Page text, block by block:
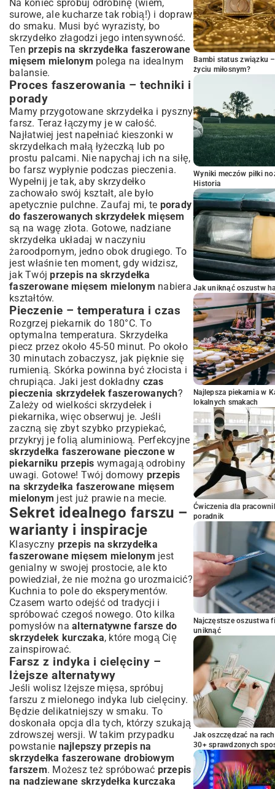
Na koniec spróbuj odrobinę (wiem,
surowe, ale kucharze tak robią!) i dopraw
do smaku. Musi być wyrazisty, bo
skrzydełko złagodzi jego intensywność.
Ten przepis na skrzydełka faszerowane
mięsem mielonym polega na idealnym
balansie.
Proces faszerowania – techniki i
porady
Mamy przygotowane skrzydełka i pyszny
farsz. Teraz łączymy je w całość.
Najłatwiej jest napełniać kieszonki w
skrzydełkach małą łyżeczką lub po
prostu palcami. Nie napychaj ich na siłę,
bo farsz wypłynie podczas pieczenia.
Wypełnij je tak, aby skrzydełko
zachowało swój kształt, ale było
apetycznie pulchne. Zaufaj mi, te porady
do faszerowanych skrzydełek mięsem
są na wagę złota. Gotowe, nadziane
skrzydełka układaj w naczyniu
żaroodpornym, jedno obok drugiego. To
jest właśnie ten moment, gdy widzisz,
jak Twójprzepis na skrzydełka
faszerowane mięsem mielonym nabiera
kształtów.
Pieczenie – temperatura i czas
Rozgrzej piekarnik do 180°C. To
optymalna temperatura. Skrzydełka
piecz przez około 45-50 minut. Po około
30 minutach zobaczysz, jak pięknie się
rumienią. Skórka powinna być złocista i
chrupiąca. Jaki jest dokładny czas
pieczenia skrzydełek faszerowanych?
Zależy od wielkości skrzydełek i
piekarnika, więc obserwuj je. Jeśli
zaczną się zbyt szybko przypiekać,
przykryj je folią aluminiową. Perfekcyjne
skrzydełka faszerowane pieczone w
piekarniku przepis wymagają odrobiny
uwagi. Gotowe! Twój domowy przepis
na skrzydełka faszerowane mięsem
mielonym jest już prawie na mecie.
Sekret idealnego farszu –
warianty i inspiracje
Klasyczny przepis na skrzydełka
faszerowane mięsem mielonym jest
genialny w swojej prostocie, ale kto
powiedział, że nie można go urozmaicić?
Kuchnia to pole do eksperymentów.
Czasem warto odejść od tradycji i
spróbować czegoś nowego. Oto kilka
pomysłów na alternatywne farsze do
skrzydełek kurczaka, które mogą Cię
zainspirować.
Farsz z indyka i cielęciny –
lżejsze alternatywy
Jeśli wolisz lżejsze mięsa, spróbuj
farszu z mielonego indyka lub cielęciny.
Będzie delikatniejszy w smaku. To
doskonała opcja dla tych, którzy szukają
zdrowszej wersji. W takim przypadku
powstanie najlepszy przepis na
skrzydełka faszerowane drobiowym
farszem. Możesz też spróbować przepis
na nadziewane skrzydełka kurczaka
Bambi status związku
życiu miłosnym?
Wyniki meczów piłki
Historia
Jak uniknąć oszustw
Najlepsza piekarnia w
lokalnych smakach
Ćwiczenia dla
poradnik
Najczęstsze oszustwa
uniknąć
Jak oszczędzać na
30+ sprawdzonych